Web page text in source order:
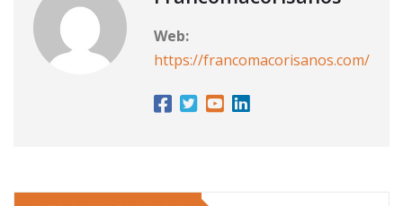
Web:
https://francomacorisanos.com/